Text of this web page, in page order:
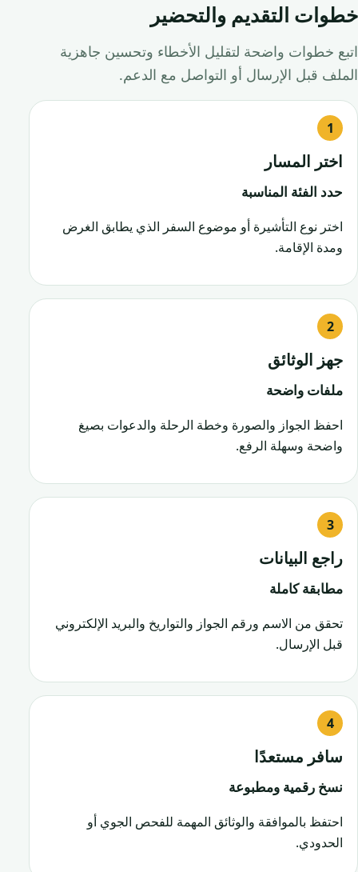
خطوات التقديم والتحضير
اتبع خطوات واضحة لتقليل الأخطاء وتحسين جاهزية
الملف قبل الإرسال أو التواصل مع الدعم.
اختر المسار
حدد الفئة المناسبة
اختر نوع التأشيرة أو موضوع السفر الذي يطابق الغرض
ومدة الإقامة.
جهز الوثائق
ملفات واضحة
احفظ الجواز والصورة وخطة الرحلة والدعوات بصيغ
واضحة وسهلة الرفع.
راجع البيانات
مطابقة كاملة
تحقق من الاسم ورقم الجواز والتواريخ والبريد الإلكتروني
قبل الإرسال.
سافر مستعدًا
نسخ رقمية ومطبوعة
احتفظ بالموافقة والوثائق المهمة للفحص الجوي أو
الحدودي.